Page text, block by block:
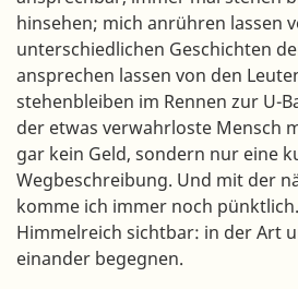
hinsehen; mich anrühren lassen
unterschiedlichen Geschichten
ansprechen lassen von den
stehenbleiben im Rennen zur U-
der etwas verwahrloste Mensch
gar kein Geld, sondern nur eine
Wegbeschreibung. Und mit der
komme ich immer noch
Himmelreich sichtbar: in der Art
einander begegnen.